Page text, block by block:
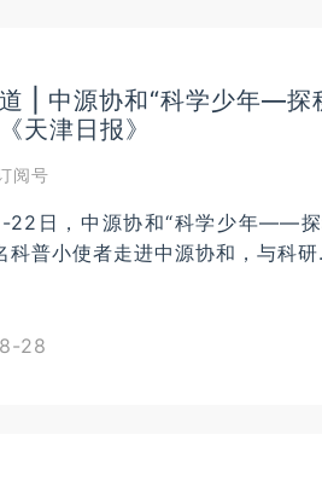
| 中源协和“科学少年—探
天津日报》
阅号
22日，中源协和“科学少年——探
科普小使者走进中源协和，与科研
28